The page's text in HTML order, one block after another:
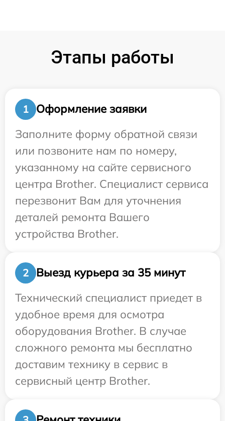
Этапы работы
1
Оформление заявки
Заполните форму обратной связи
или позвоните нам по номеру,
указанному на сайте сервисного
центра Brother. Специалист сервиса
перезвонит Вам для уточнения
деталей ремонта Вашего
устройства Brother.
2
Выезд курьера за 35 минут
Технический специалист приедет в
удобное время для осмотра
оборудования Brother. В случае
сложного ремонта мы бесплатно
доставим технику в сервис в
сервисный центр Brother.